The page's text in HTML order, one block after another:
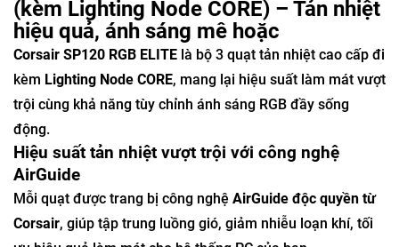
(kèm Lighting Node CORE) – Tản nhiệt
hiệu quả, ánh sáng mê hoặc
Corsair SP120 RGB ELITE là bộ 3 quạt tản nhiệt cao cấp đi
kèm Lighting Node CORE, mang lại hiệu suất làm mát vượt
trội cùng khả năng tùy chỉnh ánh sáng RGB đầy sống
động.
Hiệu suất tản nhiệt vượt trội với công nghệ
AirGuide
Mỗi quạt được trang bị công nghệ AirGuide độc quyền từ
Corsair, giúp tập trung luồng gió, giảm nhiễu loạn khí, tối